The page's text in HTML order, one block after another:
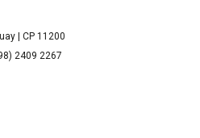
| CP 11200
2409 2267